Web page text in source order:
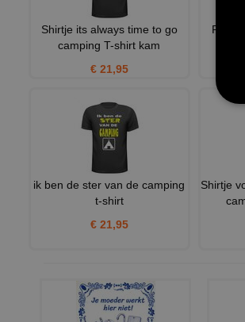
Shirtje its always time to go
camping T-shirt kam
€ 21,95
Pet
ik ben de ster van de camping
t-shirt
€ 21,95
Shirtje